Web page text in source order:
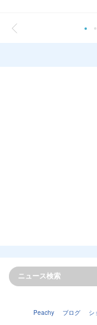
Peachy ブログ シ